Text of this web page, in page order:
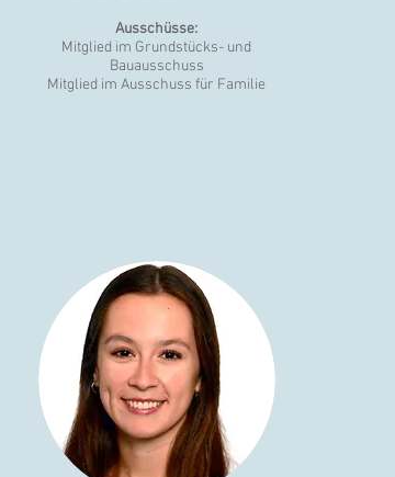
Ausschüsse:
Mitglied im Grundstücks- und
Bauausschuss
Mitglied im Ausschuss für Familie